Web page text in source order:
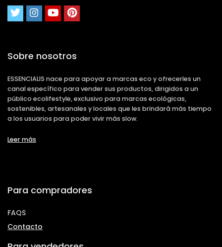
Sobre nosotros
ESSENCIALIS nace para apoyar a marcas eco y ofrecerles un
canal específico para vender sus productos, dirigidos a un
público ecolifestyle, exclusivo para marcas ecológicas,
sostenibles, artesanales y locales que les brindará más tiempo
a los usuarios para poder vivir más slow.
Leer más
Para compradores
FAQS
Contacto